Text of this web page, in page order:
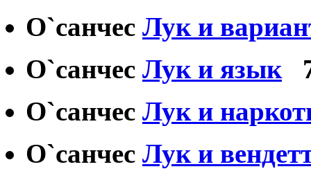
О`санчес Лук и
О`санчес Лук и язык
О`санчес Лук и
О`санчес Лук и